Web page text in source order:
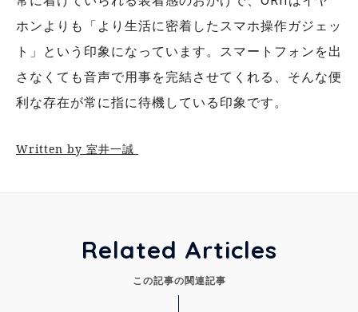
ホンよりも「より生活に密着したスマホ操作ガジェッ
ト」という印象になっています。スマートフォンを出
さなくても音声で用事を完結させてくれる、そんな便
利な存在が常に指に待機している印象です。
Written by 室井一誠
Related Articles
この記事の関連記事